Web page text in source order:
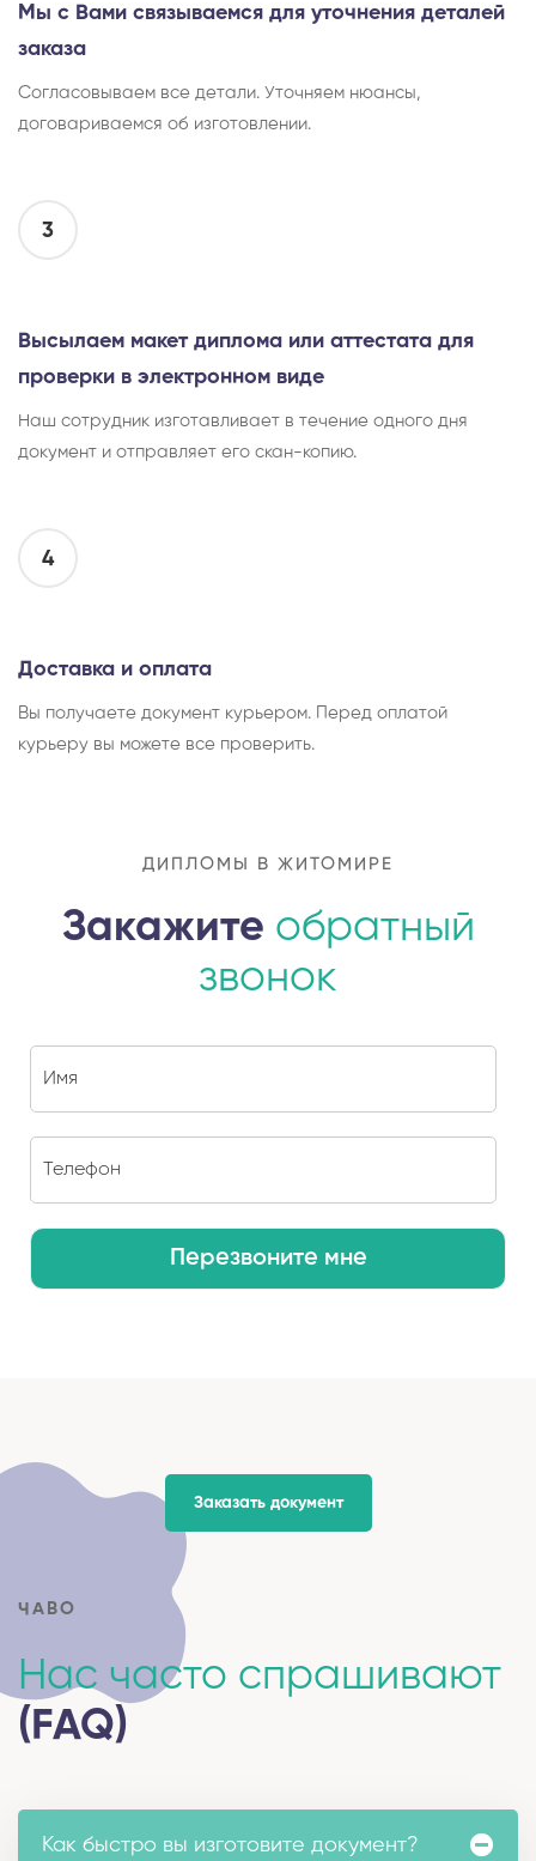
Мы с Вами связываемся для уточнения деталей
заказа
Согласовываем все детали. Уточняем нюансы,
договариваемся об изготовлении.
3
Высылаем макет диплома или аттестата для
проверки в электронном виде
Наш сотрудник изготавливает в течение одного дня
документ и отправляет его скан-копию.
4
Доставка и оплата
Вы получаете документ курьером. Перед оплатой
курьеру вы можете все проверить.
ДИПЛОМЫ В ЖИТОМИРЕ
Закажите обратный
звонок
Перезвоните мне
Заказать документ
ЧАВО
Нас часто спрашивают
(FAQ)
Как быстро вы изготовите документ?